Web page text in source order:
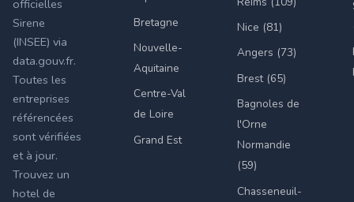
officielles
Sirene
(INSEE) via
data.gouv.fr.
Toutes les
entreprises
référencées
sont vérifiées
et à jour.
Trouvez un
hotel de
Bretagne
Nouvelle-
Aquitaine
Centre-Val
de Loire
Grand Est
Nice (81)
Angers (73)
Brest (65)
Bagnoles de
l'Orne
Normandie
(59)
Chasseneuil-